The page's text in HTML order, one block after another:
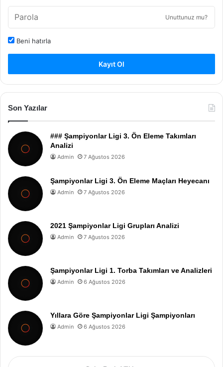
Unuttunuz mu?
Beni hatırla
Kayıt Ol
Son Yazılar
### Şampiyonlar Ligi 3. Ön Eleme Takımları
Analizi
Admin 7 Ağustos 2026
Şampiyonlar Ligi 3. Ön Eleme Maçları Heyecanı
Admin 7 Ağustos 2026
2021 Şampiyonlar Ligi Grupları Analizi
Admin 7 Ağustos 2026
Şampiyonlar Ligi 1. Torba Takımları ve Analizleri
Admin 6 Ağustos 2026
Yıllara Göre Şampiyonlar Ligi Şampiyonları
Admin 6 Ağustos 2026